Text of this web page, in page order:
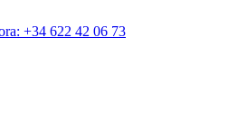
+34 622 42 06 73